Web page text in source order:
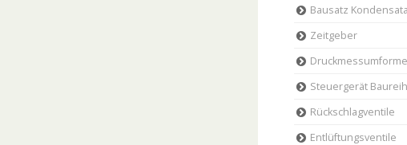
Bausatz
Zeitgeber
Steuergerät
Rückschlagventile
Entlüftungsventile